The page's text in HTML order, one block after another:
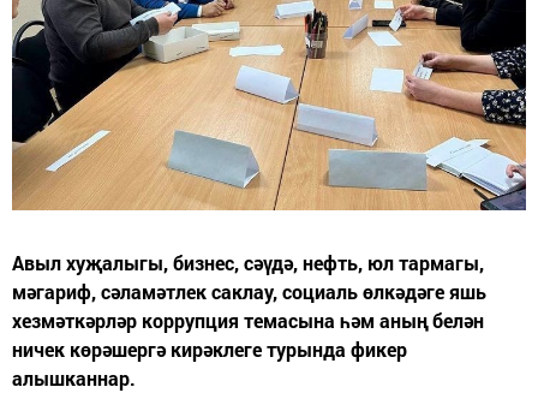
Авыл хуҗалыгы, бизнес, сәүдә, нефть, юл тармагы,
мәгариф, сәламәтлек саклау, социаль өлкәдәге яшь
хезмәткәрләр коррупция темасына һәм аның белән
ничек көрәшергә кирәклеге турында фикер
алышканнар.